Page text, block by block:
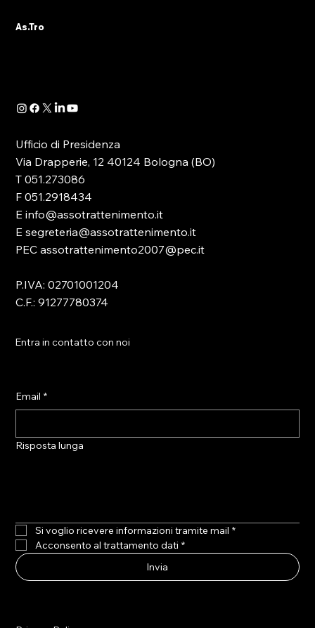
As.Tro – Confindustria SIT augurano a tutti gli
As.Tro
Ufficio di Presidenza
Via Drapperie, 12 40124 Bologna (BO)
T 051.273086
F 051.2918434
E info@assotrattenimento.it
E segreteria@assotrattenimento.it
PEC assotrattenimento2007@pec.it
P.IVA: 02701001204
C.F.: 91277780374
Entra in contatto con noi
Email *
Risposta lunga
Si voglio ricevere informazioni tramite mail *
Acconsento al trattamento dati *
Invia